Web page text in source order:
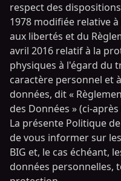
respect des
1978 modifiée relative
aux libertés et du
avril 2016 relatif à la
physiques à l'égard du
caractère personnel et
données, dit «
des Données » (ci-après
La présente Politique
de vous informer sur
BIG et, le cas échéant,
données personnelles,